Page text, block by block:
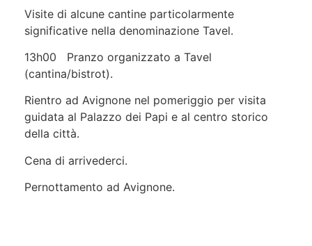
Visite di alcune cantine particolarmente
significative nella denominazione Tavel.
13h00 Pranzo organizzato a Tavel
(cantina/bistrot).
Rientro ad Avignone nel pomeriggio per visita
guidata al Palazzo dei Papi e al centro storico
della città.
Cena di arrivederci.
Pernottamento ad Avignone.